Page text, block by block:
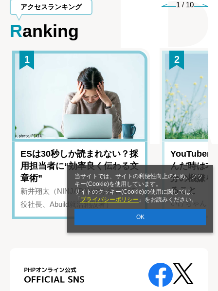
当サイトでは、サイトの利便性向上のため、クッ
キー(Cookie)を使用しています。
サイトのクッキー(Cookie)の使用に関しては、
「 プライバシーポリシー 」をお読みください。
OK
アクセスランキング
Ranking
1 / 10
1
ESは30秒しか読まれない？採
用担当者に“効率良く伝わる文
章術”
新井翔太（NINJAPAN(株) 代表取締
役社長、Abuild就活創設者）
2
YouTuber
んだ時は
分の機嫌を
ること
いけちゃん（